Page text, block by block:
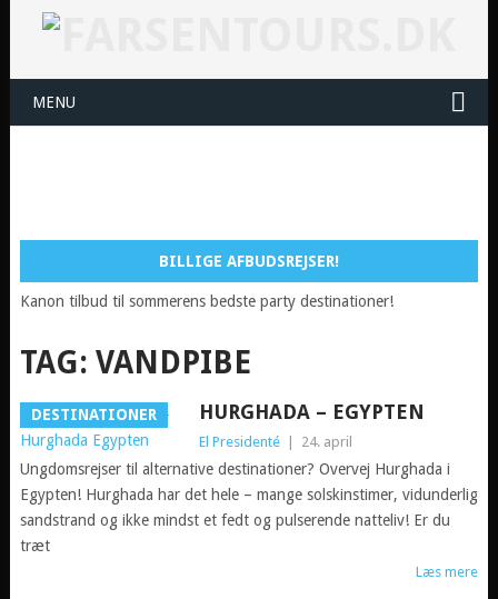
MENU
BILLIGE AFBUDSREJSER!
Kanon tilbud til sommerens bedste party destinationer!
TAG: VANDPIBE
DESTINATIONER HURGHADA – EGYPTEN
El Presidenté 24. april
Ungdomsrejser til alternative destinationer? Overvej Hurghada i
Egypten! Hurghada har det hele – mange solskinstimer, vidunderlig
sandstrand og ikke mindst et fedt og pulserende natteliv! Er du
træt
Læs mere